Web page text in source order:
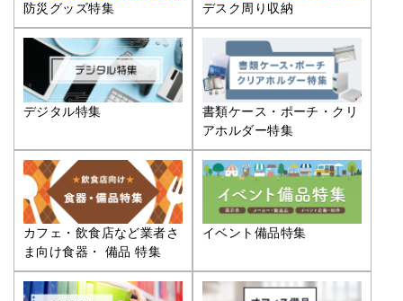
防災グッズ特集 デスク周り収納
デジタル特集
書類ケース・ポーチ・クリ
アホルダー特集
カフェ・飲食店など業者さ
ま向け食器・ 備品 特集
イベント備品特集